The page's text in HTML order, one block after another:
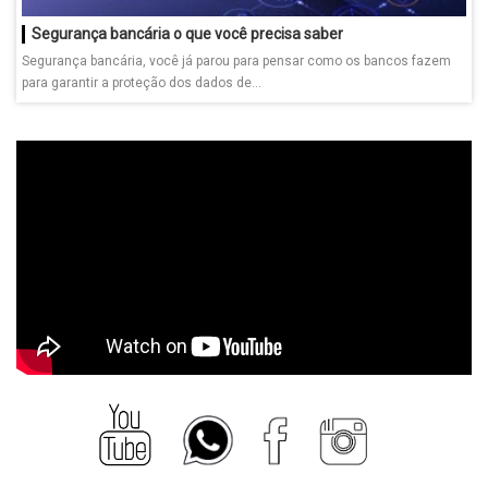
Segurança bancária o que você precisa saber
Segurança bancária, você já parou para pensar como os bancos fazem
para garantir a proteção dos dados de...